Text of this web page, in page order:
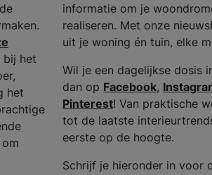
bij het
het
informatie om je
realiseren. Met onze
uit je woning én tuin, elke
Wil je een dagelijkse dosis
dan op Facebook,
Pinterest! Van praktische
tot de laatste
eerste op de hoogte.
Schrijf je hieronder in voor